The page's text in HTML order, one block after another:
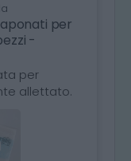
per
-
per
allettato.